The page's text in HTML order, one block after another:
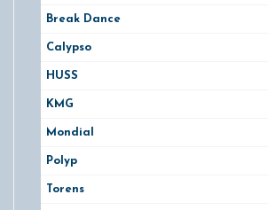
Break Dance
Calypso
HUSS
KMG
Mondial
Polyp
Torens